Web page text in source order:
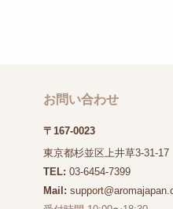
お問い合わせ
〒167-0023
東京都杉並区上井草3-31-17
TEL: 03-6454-7399
Mail: